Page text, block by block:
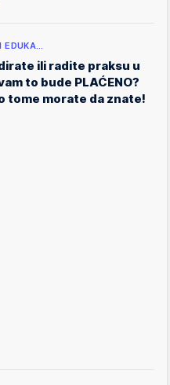
ili radite praksu u
to bude PLAĆENO?
tome morate da znate!